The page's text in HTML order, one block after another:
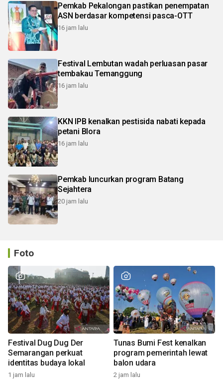
Pemkab Pekalongan pastikan penempatan
ASN berdasar kompetensi pasca-OTT
16 jam lalu
Festival Lembutan wadah perluasan pasar
tembakau Temanggung
16 jam lalu
KKN IPB kenalkan pestisida nabati kepada
petani Blora
16 jam lalu
Pemkab luncurkan program Batang
Sejahtera
20 jam lalu
Foto
Festival Dug Dug Der
Semarangan perkuat
identitas budaya lokal
1 jam lalu
Tunas Bumi Fest kenalkan
program pemerintah lewat
balon udara
2 jam lalu